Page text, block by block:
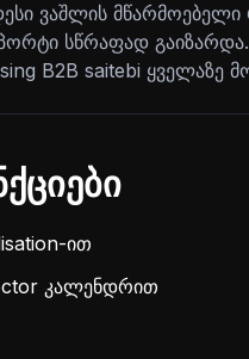
ვაშლის
სწრაფად
B2B saitebi ყველაზე
ით
კალენდრით